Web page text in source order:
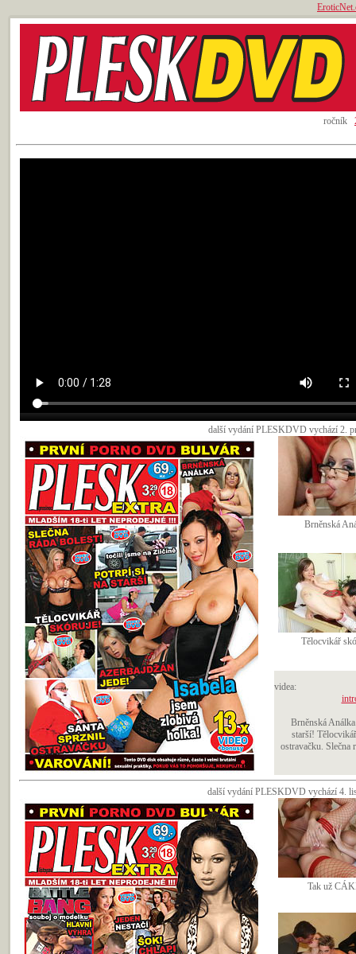
ročník
další vydání PLESKDVD vychází 2.
Brněnská
Tělocvikář
videa:
Brněnská
starší!
ostravačku. Slečna
další vydání PLESKDVD vychází 4.
Tak už